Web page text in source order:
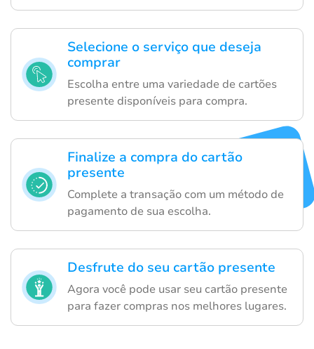
Selecione o serviço que deseja
comprar
Escolha entre uma variedade de cartões
presente disponíveis para compra.
Finalize a compra do cartão
presente
Complete a transação com um método de
pagamento de sua escolha.
Desfrute do seu cartão presente
Agora você pode usar seu cartão presente
para fazer compras nos melhores lugares.